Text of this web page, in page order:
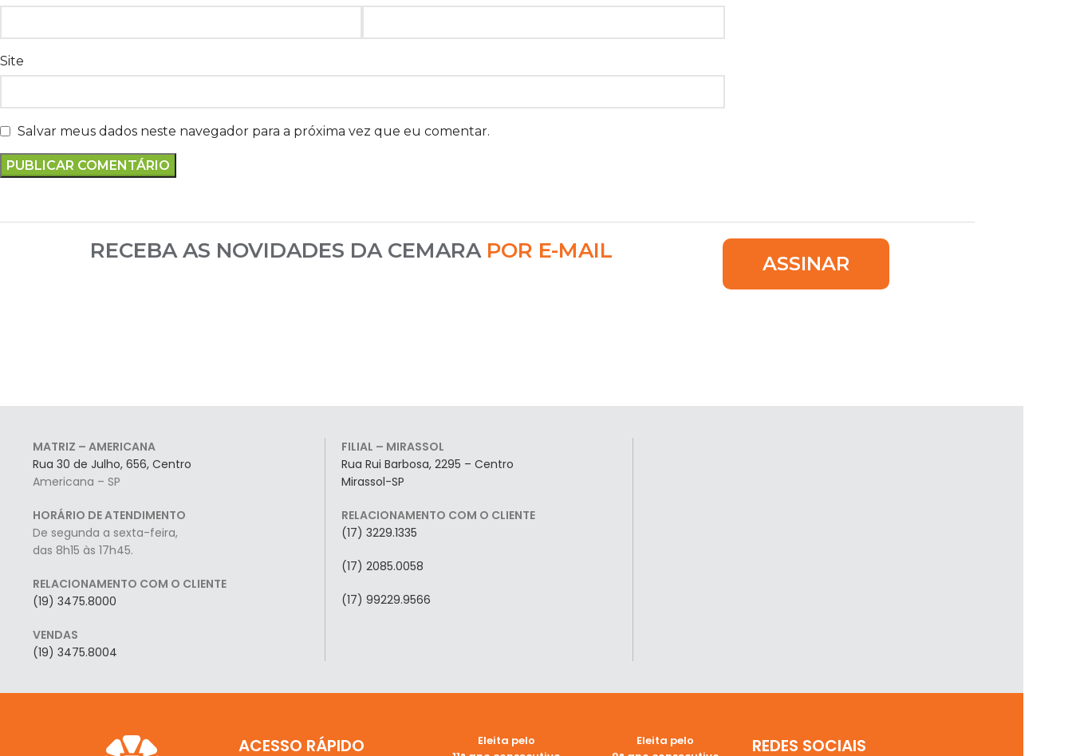
Site
Salvar meus dados neste navegador para a próxima vez que eu comentar.
RECEBA AS NOVIDADES DA CEMARA POR E-MAIL
ASSINAR
MATRIZ – AMERICANA
Rua 30 de Julho, 656, Centro
Americana – SP
HORÁRIO DE ATENDIMENTO
De segunda a sexta-feira,
das 8h15 às 17h45.
RELACIONAMENTO COM O CLIENTE
(19) 3475.8000
VENDAS
(19) 3475.8004
FILIAL – MIRASSOL
Rua Rui Barbosa, 2295 – Centro
Mirassol-SP
RELACIONAMENTO COM O CLIENTE
(17) 3229.1335
(17) 2085.0058
(17) 99229.9566
ACESSO RÁPIDO
Eleita pelo
Eleita pelo
REDES SOCIAIS